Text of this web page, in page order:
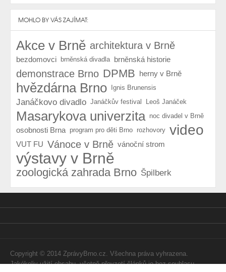
MOHLO BY VÁS ZAJÍMAT:
Akce v Brně architektura v Brně
bezdomovci brněnská divadla brněnská historie
demonstrace Brno DPMB herny v Brně
hvězdárna Brno Ignis Brunensis
Janáčkovo divadlo Janáčkův festival Leoš Janáček
Masarykova univerzita noc divadel v Brně
osobnosti Brna program pro děti Brno rozhovory video
VUT FU Vánoce v Brně vánoční strom
výstavy v Brně
zoologická zahrada Brno Špilberk
Copyright © 2014 ZprávyBrno.cz. Všechna práva vyhrazena.
Jakékoliv užití obsahu, včetně převzetí článků je bez souhlasu